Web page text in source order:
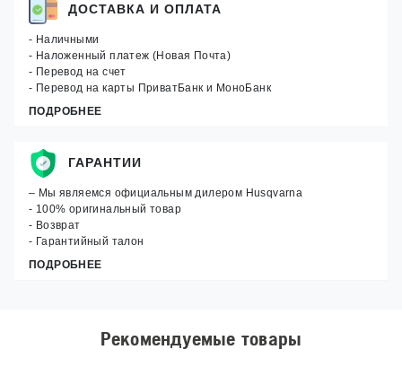
ДОСТАВКА И ОПЛАТА
- Наличными
- Наложенный платеж (Новая Почта)
- Перевод на счет
- Перевод на карты ПриватБанк и МоноБанк
ПОДРОБНЕЕ
ГАРАНТИИ
– Мы являемся официальным дилером Husqvarna
- 100% оригинальный товар
- Возврат
- Гарантийный талон
ПОДРОБНЕЕ
Рекомендуемые товары